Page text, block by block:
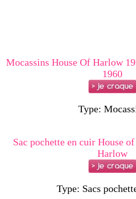
Mocassins House Of Harlow
1960
Type:
Sac pochette en cuir House
Harlow
Type: Sacs